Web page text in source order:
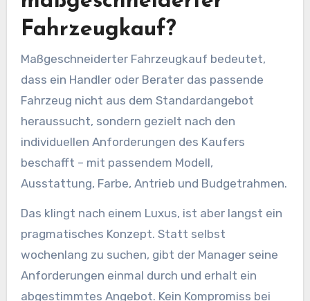
Fahrzeugkauf?
Maßgeschneiderter Fahrzeugkauf bedeutet,
dass ein Handler oder Berater das passende
Fahrzeug nicht aus dem Standardangebot
heraussucht, sondern gezielt nach den
individuellen Anforderungen des Kaufers
beschafft – mit passendem Modell,
Ausstattung, Farbe, Antrieb und Budgetrahmen.
Das klingt nach einem Luxus, ist aber langst ein
pragmatisches Konzept. Statt selbst
wochenlang zu suchen, gibt der Manager seine
Anforderungen einmal durch und erhalt ein
abgestimmtes Angebot. Kein Kompromiss bei